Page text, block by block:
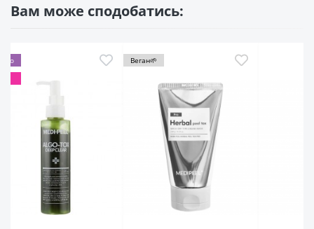
Вам може сподобатись: